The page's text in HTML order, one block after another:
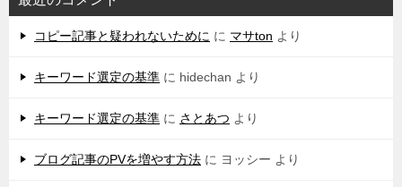
コピー記事と疑われないために に マサton より
キーワード選定の基準 に hidechan より
キーワード選定の基準 に さとあつ より
ブログ記事のPVを増やす方法 に ヨッシー より